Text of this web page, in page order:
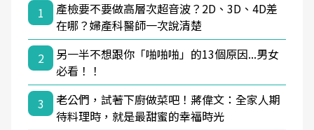
1
產檢要不要做高層次超音波？2D、3D、4D差
在哪？婦產科醫師一次說清楚
2
另一半不想跟你「啪啪啪」的13個原因...男女
必看！！
3
老公們，試著下廚做菜吧！蔣偉文：全家人期
待料理時，就是最甜蜜的幸福時光